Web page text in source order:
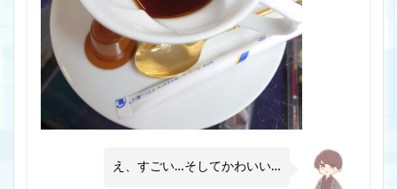
え、すごい…そしてかわいい…